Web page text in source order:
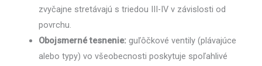
zvyčajne stretávajú s triedou III-IV v závislosti od
povrchu.
Obojsmerné tesnenie: guľôčkové ventily (plávajúce
alebo typy) vo všeobecnosti poskytuje spoľahlivé